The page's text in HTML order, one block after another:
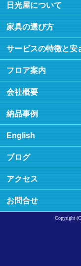
日光屋について
家具の選び方
サービスの特徴と安
フロア案内
会社概要
納品事例
English
ブログ
アクセス
お問合せ
Copyright